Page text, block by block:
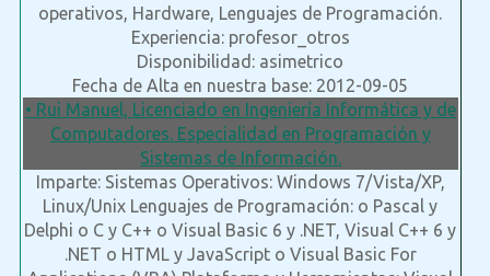
operativos, Hardware, Lenguajes de Programación.
Experiencia: profesor_otros
Disponibilidad: asimetrico
Fecha de Alta en nuestra base: 2012-09-05
• Rui Manuel, Licenciado en Ingeniería Informática y de
Computadores. Especialidad en Programación y
Sistemas de Información.
Imparte: Sistemas Operativos: Windows 7/Vista/XP,
Linux/Unix Lenguajes de Programación: o Pascal y
Delphi o C y C++ o Visual Basic 6 y .NET, Visual C++ 6 y
.NET o HTML y JavaScript o Visual Basic For